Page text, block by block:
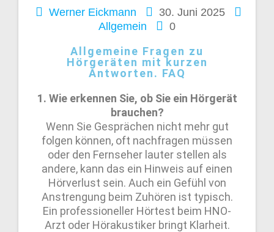
Werner Eickmann
30. Juni 2025
Allgemein
0
Allgemeine Fragen zu
Hörgeräten mit kurzen
Antworten. FAQ
1. Wie erkennen Sie, ob Sie ein Hörgerät
brauchen?
Wenn Sie Gesprächen nicht mehr gut
folgen können, oft nachfragen müssen
oder den Fernseher lauter stellen als
andere, kann das ein Hinweis auf einen
Hörverlust sein. Auch ein Gefühl von
Anstrengung beim Zuhören ist typisch.
Ein professioneller Hörtest beim HNO-
Arzt oder Hörakustiker bringt Klarheit.